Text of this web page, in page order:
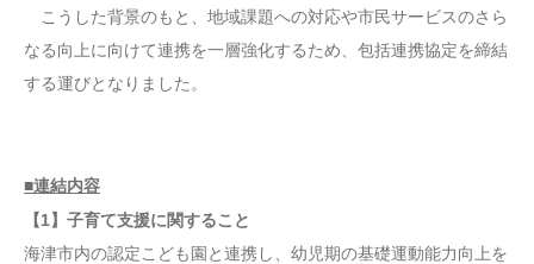
こうした背景のもと、地域課題への対応や市民サービスのさら
なる向上に向けて連携を一層強化するため、包括連携協定を締結
する運びとなりました。
■連結内容
【1】子育て支援に関すること
海津市内の認定こども園と連携し、幼児期の基礎運動能力向上を